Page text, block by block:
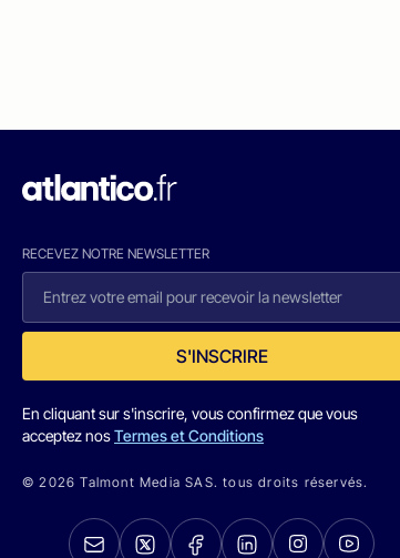
RECEVEZ NOTRE NEWSLETTER
S'INSCRIRE
En cliquant sur s'inscrire, vous confirmez que vous
acceptez nosTermes et Conditions
© 2026 Talmont Media SAS. tous droits réservés.